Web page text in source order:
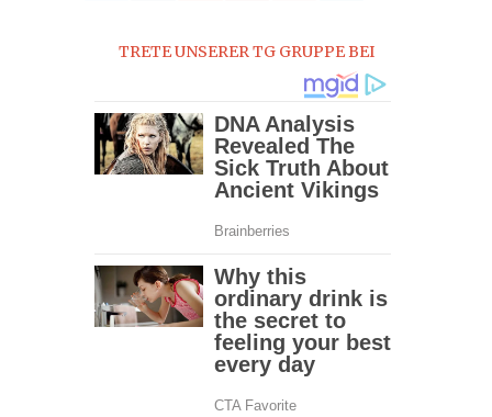
TRETE UNSERER TG GRUPPE BEI